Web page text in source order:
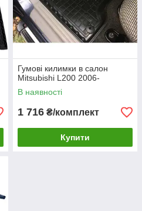
Гумові килимки в салон
Mitsubishi L200 2006-
В наявності
1 716 ₴/комплект
Купити